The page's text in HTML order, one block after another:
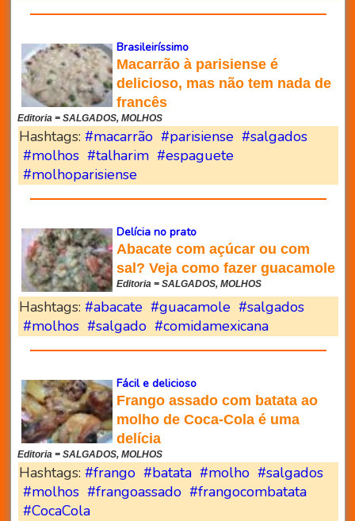
Brasileiríssimo
Macarrão à parisiense é
delicioso, mas não tem nada de
francês
Editoria = SALGADOS, MOLHOS
Hashtags: #macarrão #parisiense #salgados
#molhos #talharim #espaguete
#molhoparisiense
Delícia no prato
Abacate com açúcar ou com
sal? Veja como fazer guacamole
Editoria = SALGADOS, MOLHOS
Hashtags: #abacate #guacamole #salgados
#molhos #salgado #comidamexicana
Fácil e delicioso
Frango assado com batata ao
molho de Coca-Cola é uma
delícia
Editoria = SALGADOS, MOLHOS
Hashtags: #frango #batata #molho #salgados
#molhos #frangoassado #frangocombatata
#CocaCola